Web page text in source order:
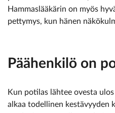
Hammaslääkärin on myös
pettymys, kun hänen
Päähenkilö on
Kun potilas lähtee ovesta
alkaa todellinen kestävyyden